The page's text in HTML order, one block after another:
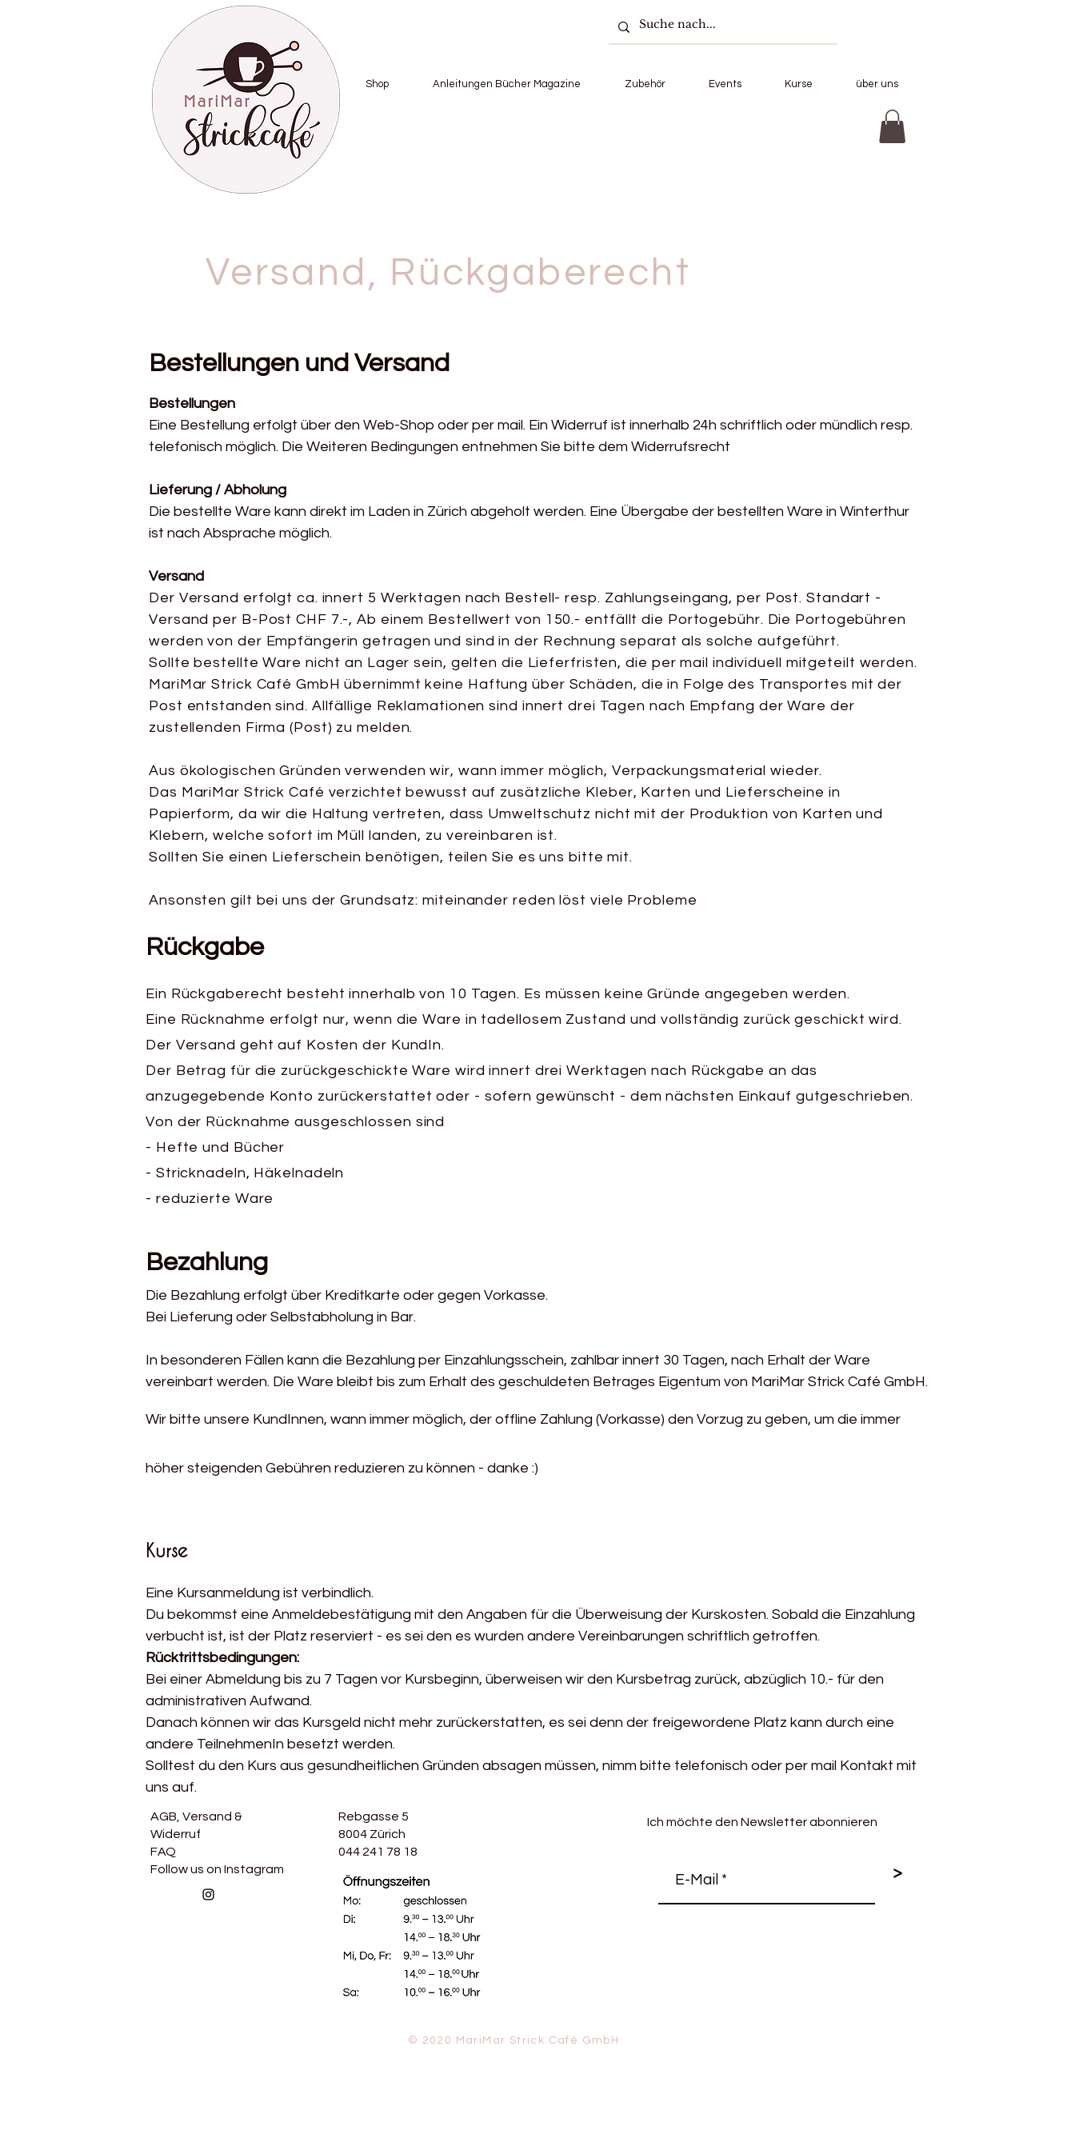
Shop Anleitungen Bücher Magazine Zubehör Events Kurse über uns
Versand, Rückgaberecht
Bestellungen und Versand
Bestellungen
Eine Bestellung erfolgt über den Web-Shop oder per mail. Ein Widerruf ist innerhalb 24h schriftlich oder mündlich resp.
telefonisch möglich. Die Weiteren Bedingungen entnehmen Sie bitte dem Widerrufsrecht
Lieferung / Abholung
Die bestellte Ware kann direkt im Laden in Zürich abgeholt werden. Eine Übergabe der bestellten Ware in Winterthur
ist nach Absprache möglich.
Versand
Der Versand erfolgt ca. innert 5 Werktagen nach Bestell- resp. Zahlungseingang, per Post. Standart -
Versand per B-Post CHF 7.-, Ab einem Bestellwert von 150.- entfällt die Portogebühr. Die Portogebühren
werden von der Empfängerin getragen und sind in der Rechnung separat als solche aufgeführt.
Sollte bestellte Ware nicht an Lager sein, gelten die Lieferfristen, die per mail individuell mitgeteilt werden.
MariMar Strick Café GmbH übernimmt keine Haftung über Schäden, die in Folge des Transportes mit der
Post entstanden sind. Allfällige Reklamationen sind innert drei Tagen nach Empfang der Ware der
zustellenden Firma (Post) zu melden.
Aus ökologischen Gründen verwenden wir, wann immer möglich, Verpackungsmaterial wieder.
Das MariMar Strick Café verzichtet bewusst auf zusätzliche Kleber, Karten und Lieferscheine in
Papierform, da wir die Haltung vertreten, dass Umweltschutz nicht mit der Produktion von Karten und
Klebern, welche sofort im Müll landen, zu vereinbaren ist.
Sollten Sie einen Lieferschein benötigen, teilen Sie es uns bitte mit.
Ansonsten gilt bei uns der Grundsatz: miteinander reden löst viele Probleme
Rückgabe
Ein Rückgaberecht besteht innerhalb von 10 Tagen. Es müssen keine Gründe angegeben werden.
Eine Rücknahme erfolgt nur, wenn die Ware in tadellosem Zustand und vollständig zurück geschickt wird.
Der Versand geht auf Kosten der KundIn.
Der Betrag für die zurückgeschickte Ware wird innert drei Werktagen nach Rückgabe an das
anzugegebende Konto zurückerstattet oder - sofern gewünscht - dem nächsten Einkauf gutgeschrieben.
Von der Rücknahme ausgeschlossen sind
- Hefte und Bücher
- Stricknadeln, Häkelnadeln
- reduzierte Ware
Bezahlung
Die Bezahlung erfolgt über Kreditkarte oder gegen Vorkasse.
Bei Lieferung oder Selbstabholung in Bar.
In besonderen Fällen kann die Bezahlung per Einzahlungsschein, zahlbar innert 30 Tagen, nach Erhalt der Ware
vereinbart werden. Die Ware bleibt bis zum Erhalt des geschuldeten Betrages Eigentum von MariMar Strick Café GmbH.
Wir bitte unsere KundInnen, wann immer möglich, der offline Zahlung (Vorkasse) den Vorzug zu geben, um die immer
höher steigenden Gebühren reduzieren zu können - danke :)
Kurse
Eine Kursanmeldung ist verbindlich.
Du bekommst eine Anmeldebestätigung mit den Angaben für die Überweisung der Kurskosten. Sobald die Einzahlung
verbucht ist, ist der Platz reserviert - es sei den es wurden andere Vereinbarungen schriftlich getroffen.
Rücktrittsbedingungen:
Bei einer Abmeldung bis zu 7 Tagen vor Kursbeginn, überweisen wir den Kursbetrag zurück, abzüglich 10.- für den
administrativen Aufwand.
Danach können wir das Kursgeld nicht mehr zurückerstatten, es sei denn der freigewordene Platz kann durch eine
andere TeilnehmenIn besetzt werden.
Solltest du den Kurs aus gesundheitlichen Gründen absagen müssen, nimm bitte telefonisch oder per mail Kontakt mit
uns auf.
AGB, Versand &
Widerruf
FAQ
Follow us on Instagram
Rebgasse 5
8004 Zürich
044 241 78 18
Ich möchte den Newsletter abonnieren
>
© 2020 MariMar Strick Café GmbH